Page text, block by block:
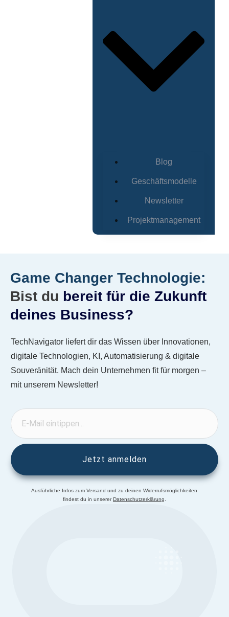
Blog
Geschäftsmodelle
Newsletter
Projektmanagement
Game Changer Technologie:
Bist du bereit für die Zukunft
deines Business?
TechNavigator liefert dir das Wissen über Innovationen,
digitale Technologien, KI, Automatisierung & digitale
Souveränität. Mach dein Unternehmen fit für morgen –
mit unserem Newsletter!
Jetzt anmelden
Ausführliche Infos zum Versand und zu deinen Widerrufsmöglichkeiten
findest du in unsererDatenschutzerklärung.